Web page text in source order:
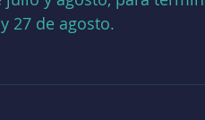
27 de agosto.